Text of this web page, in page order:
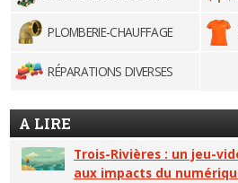
PLOMBERIE-CHAUFFAGE
RÉPARATIONS DIVERSES
A LIRE
Trois-Rivières : un jeu-
aux impacts du